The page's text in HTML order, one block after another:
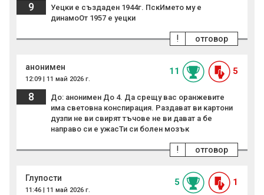
9
Уецки е създаден 1944г. ПскИмето му е
динамоОт 1957 е уецки
отговор
!
анонимен
12:09 | 11 май 2026 г.
11 5
8
До: анонимен До 4. Да срещу вас оранжевите
има световна конспирация. Раздават ви картони
дузпи не ви свирят тъчове не ви дават а бе
направо си е ужасТи си болен мозък
отговор
!
Глупости
11:46 | 11 май 2026 г.
5 1